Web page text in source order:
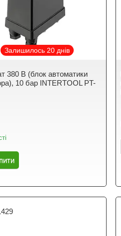
Залишилось 20 днів
380 В (блок автоматики
10 бар INTERTOOL PT-